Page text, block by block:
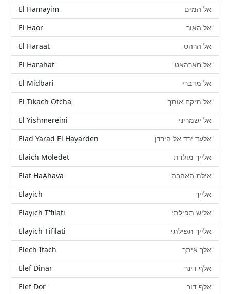
El Hamayim
אל המים
El Haor
אל האור
El Haraat
אל הרהט
El Harahat
אל חארהאט
El Midbari
אל מדברי
El Tikach Otcha
אל תיקח אותך
El Yishmereini
אל ישמריני
Elad Yarad El Hayarden
אלעד ירד אל הירדן
Elaich Moledet
אלייך מולדת
Elat HaAhava
אילת האהבה
Elayich
אלייך
Elayich T'filati
אליש תפילתי
Elayich Tifilati
אלייך תפילתי
Elech Itach
אלך איתך
Elef Dinar
אלף דינר
Elef Dor
אלף דור